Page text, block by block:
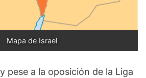
Mapa de Israel
pese a la oposición de la Liga